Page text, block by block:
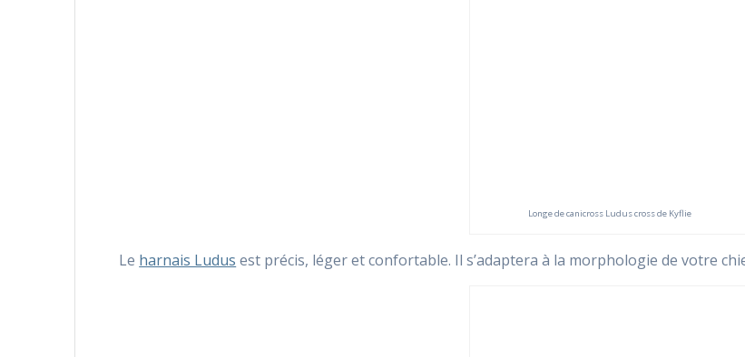
Longe de canicross Ludus cross de Kyflie
Le harnais Ludus est précis, léger et confortable. Il s’adaptera à la morphologie de votre